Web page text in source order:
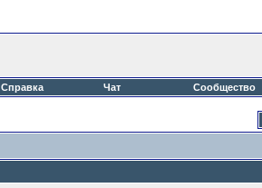
Справка Чат Сообщество